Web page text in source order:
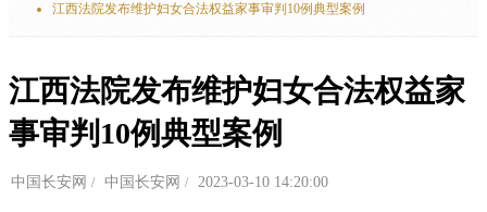
江西法院发布维护妇女合法权益家事审判10例典型案例
江西法院发布维护妇女合法权益家
事审判10例典型案例
中国长安网 中国长安网 2023-03-10 14:20:00